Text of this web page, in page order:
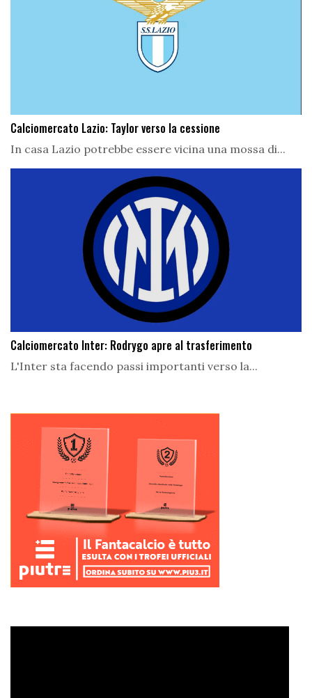
Calciomercato Lazio: Taylor verso la cessione
In casa Lazio potrebbe essere vicina una mossa di...
Calciomercato Inter: Rodrygo apre al trasferimento
L'Inter sta facendo passi importanti verso la...